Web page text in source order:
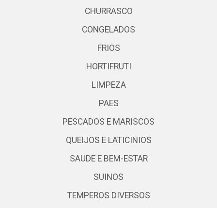
CHURRASCO
CONGELADOS
FRIOS
HORTIFRUTI
LIMPEZA
PAES
PESCADOS E MARISCOS
QUEIJOS E LATICINIOS
SAUDE E BEM-ESTAR
SUINOS
TEMPEROS DIVERSOS